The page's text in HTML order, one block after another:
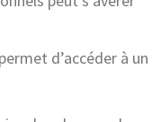
d’accéder à un